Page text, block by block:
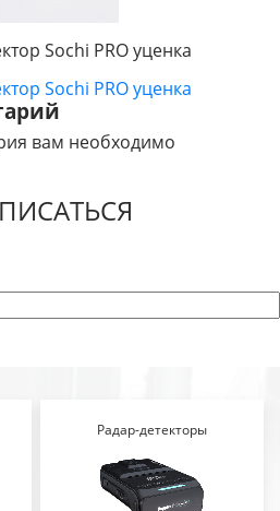
Sochi PRO уценка
Sochi PRO уценка
вам необходимо
Радар-детекторы